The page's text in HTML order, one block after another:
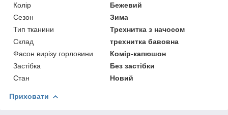
Колір
Бежевий
Сезон
Зима
Тип тканини
Трехнитка з начосом
Склад
трехнитка бавовна
Фасон вирізу горловини
Комір-капюшон
Застібка
Без застібки
Стан
Новий
Приховати